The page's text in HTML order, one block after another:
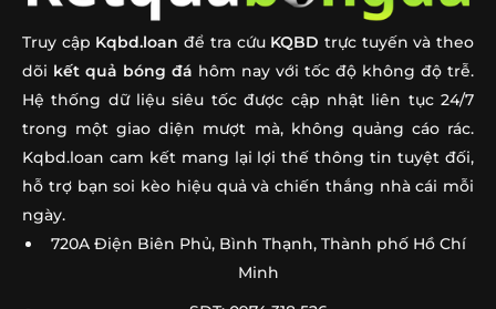
Kèo
➤ Soi Kèo Đức Vs Curacao 00h00 Ngày 15/06: Nhận Định
Soi Kèo Haiti Vs Scotland 08h00 Ngày 14/06: Nhận
Định Tỷ Lệ
➤ Soi Kèo Australia Vs Thổ Nhĩ Kỳ 11h00 Ngày 14/06: Dự
➤ Soi Kèo Brazil Vs Morocco 05h00 Ngày 14/06: Dự Đoán
Truy cập Kqbd.loan để tra cứu KQBD trực tuyến và theo
dõi kết quả bóng đá hôm nay với tốc độ không độ trễ.
Hệ thống dữ liệu siêu tốc được cập nhật liên tục 24/7
trong một giao diện mượt mà, không quảng cáo rác.
Kqbd.loan cam kết mang lại lợi thế thông tin tuyệt đối,
hỗ trợ bạn soi kèo hiệu quả và chiến thắng nhà cái mỗi
ngày.
720A Điện Biên Phủ, Bình Thạnh, Thành phố Hồ Chí
Minh